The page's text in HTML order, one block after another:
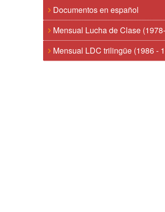
Documentos en español
Mensual Lucha de Clase
Mensual LDC trilingüe (1986 -